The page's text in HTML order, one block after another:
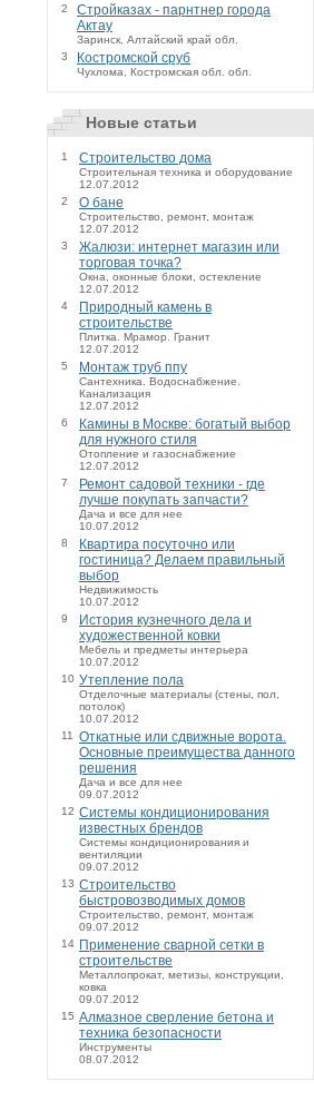
2
Стройказах - парнтнер города
Актау
Заринск, Алтайский край обл.
3
Костромской сруб
Чухлома, Костромская обл. обл.
Новые статьи
1 Строительство дома
Строительная техника и оборудование
12.07.2012
2
О бане
Строительство, ремонт, монтаж
12.07.2012
3
Жалюзи: интернет магазин или
торговая точка?
Окна, оконные блоки, остекление
12.07.2012
4
Природный камень в
строительстве
Плитка. Мрамор. Гранит
12.07.2012
5
Монтаж труб ппу
Сантехника. Водоснабжение.
Канализация
12.07.2012
6
Камины в Москве: богатый выбор
для нужного стиля
Отопление и газоснабжение
12.07.2012
7
Ремонт садовой техники - где
лучше покупать запчасти?
Дача и все для нее
10.07.2012
8
Квартира посуточно или
гостиница? Делаем правильный
выбор
Недвижимость
10.07.2012
9
История кузнечного дела и
художественной ковки
Мебель и предметы интерьера
10.07.2012
10 Утепление пола
Отделочные материалы (стены, пол,
потолок)
10.07.2012
11
Откатные или сдвижные ворота.
Основные преимущества данного
решения
Дача и все для нее
09.07.2012
12 Системы кондиционирования
известных брендов
Системы кондиционирования и
вентиляции
09.07.2012
13 Строительство
быстровозводимых домов
Строительство, ремонт, монтаж
09.07.2012
14 Применение сварной сетки в
строительстве
Металлопрокат, метизы, конструкции,
ковка
09.07.2012
15 Алмазное сверление бетона и
техника безопасности
Инструменты
08.07.2012